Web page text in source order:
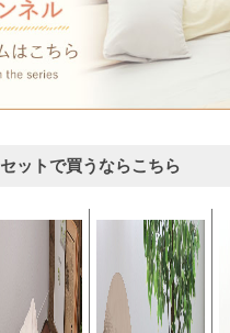
セットで買うならこちら